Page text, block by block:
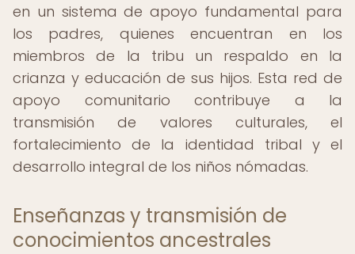
en un sistema de apoyo fundamental para
los padres, quienes encuentran en los
miembros de la tribu un respaldo en la
crianza y educación de sus hijos. Esta red de
apoyo comunitario contribuye a la
transmisión de valores culturales, el
fortalecimiento de la identidad tribal y el
desarrollo integral de los niños nómadas.
Enseñanzas y transmisión de
conocimientos ancestrales